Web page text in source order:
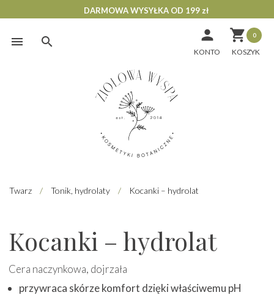
Skip
DARMOWA WYSYŁKA OD 199 zł
 0

KONTO
Twarz / Tonik, hydrolaty / Kocanki – hydrolat
Kocanki – hydrolat
Cera naczynkowa, dojrzała
przywraca skórze komfort dzięki właściwemu pH